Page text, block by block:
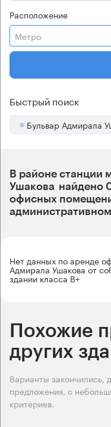
Расположение
Метро
Быстрый поиск
Бульвар Адмирала
В районе станции
Ушакова найдено
офисных
Нет данных по аренде
Адмирала Ушакова от
здании класса B+
Похожие
других
Варианты закончились,
предложения, с
критериев.